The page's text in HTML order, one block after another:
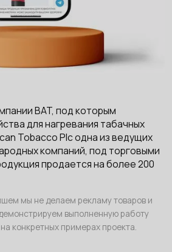
BAT, под которым
для нагревания табачных
Tobacco Plc одна из ведущих
компаний, под торговыми
продается на более 200
мы не делаем рекламу товаров и
выполненную работу
конкретных примерах проекта.